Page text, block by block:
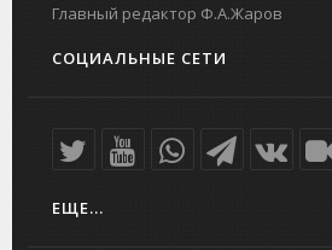
Главный редактор Ф.А.Жаров
СОЦИАЛЬНЫЕ СЕТИ
ЕЩЕ...